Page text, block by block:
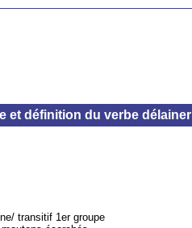
et définition du verbe délainer
transitif 1er groupe